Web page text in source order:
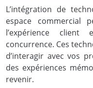
L’intégration de
espace commercial
l’expérience
concurrence. Ces
d’interagir avec vos
des expériences
revenir.